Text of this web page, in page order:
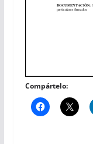
Compártelo: